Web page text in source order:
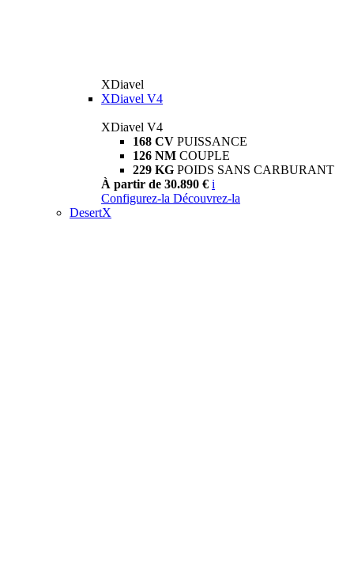
XDiavel
XDiavel V4
XDiavel V4
168 CV PUISSANCE
126 NM COUPLE
229 KG POIDS SANS CARBURANT
À partir de 30.890 € i
Configurez-la Découvrez-la
DesertX